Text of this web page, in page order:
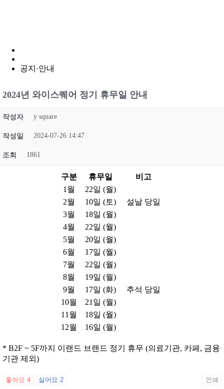
공지·안내
2024년 와이스퀘어 정기 휴무일 안내
작성자 y square
작성일 2024-07-26 14:47
조회 1861
구분 휴무일
비고
1월
22일 (월)
2월
10일 (토)
설날 당일
3월
18일 (월)
4월
22일 (월)
5월
20일 (월)
6월
17일 (월)
7월
22일 (월)
8월
19일 (월)
9월
17일 (화)
추석 당일
10월
21일 (월)
11월
18일 (월)
12월
16일 (월)
* B2F ~ 5F까지 이랜드 브랜드 정기 휴무 (의료기관, 카페, 금융
기관 제외)
좋아요 4 싫어요 2 인쇄